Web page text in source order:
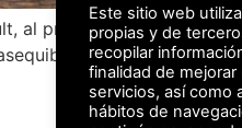
al presentar un
en España. El
Este sitio web
propias y de
recopilar
finalidad de
servicios, así como
hábitos de